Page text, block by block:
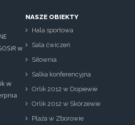
w
w
NASZE OBIEKTY
Hala sportowa
Sala ćwiczeń
Siłownia
Salka konferencyjna
Orlik 2012 w Dopiewie
Orlik 2012 w Skórzewie
Plaża w Zborowie